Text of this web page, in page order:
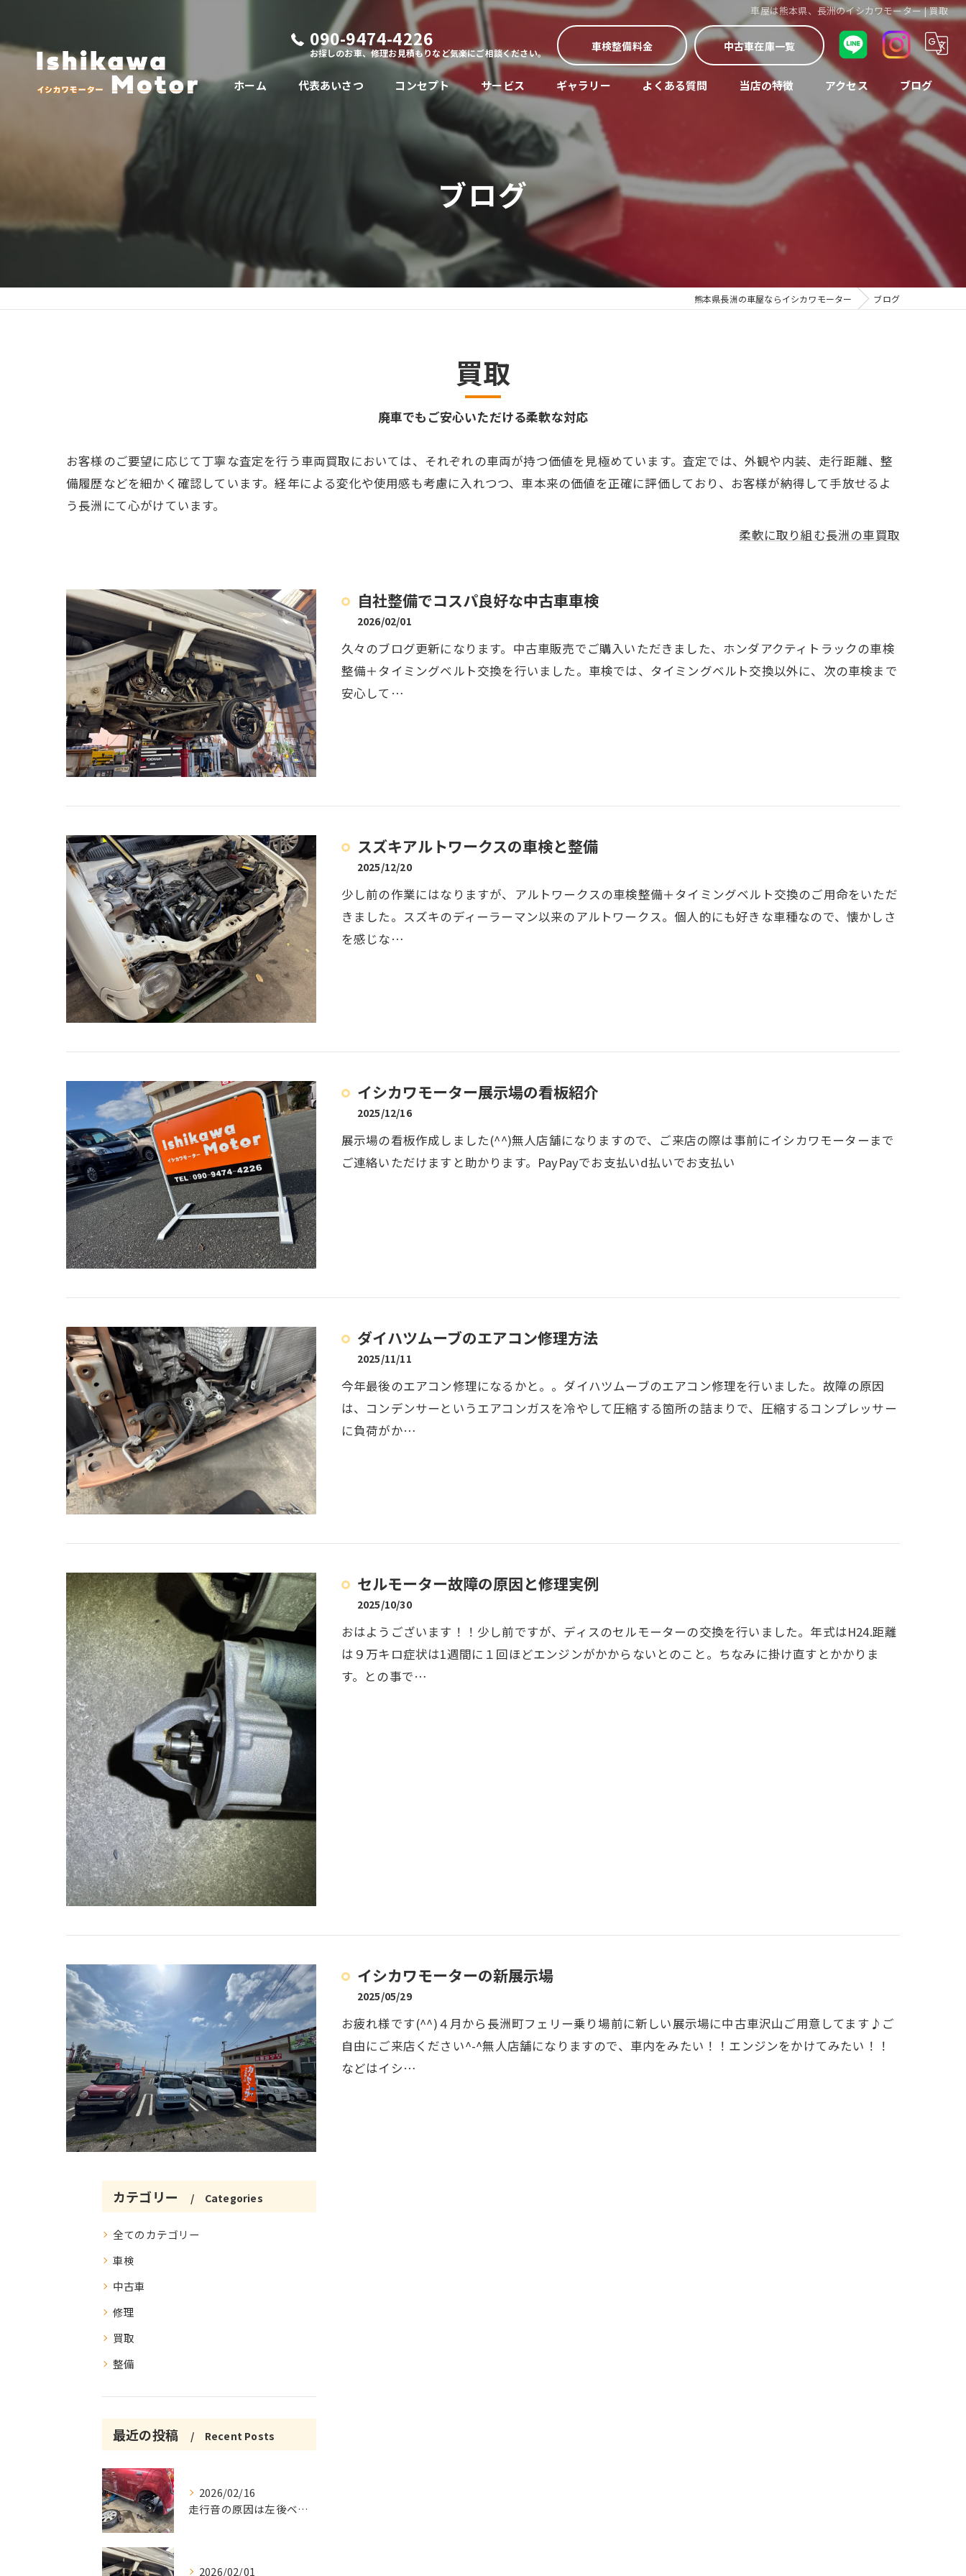
車屋は熊本県、長洲のイシカワモーター | 買取
090-9474-4226
お探しのお車、修理お見積もりなど気楽にご相談ください。 車検整備料金 中古車在庫一覧
ホーム 代表あいさつ コンセプト サービス ギャラリー よくある質問 当店の特徴
中古車
修理
アクセス ブログ
コラム
ブログ
熊本県長洲の車屋ならイシカワモーター ブログ
買取
廃車でもご安心いただける柔軟な対応
お客様のご要望に応じて丁寧な査定を行う車両買取においては、それぞれの車両が持つ価値を見極めています。査定では、外観や内装、走行距離、整
備履歴などを細かく確認しています。経年による変化や使用感も考慮に入れつつ、車本来の価値を正確に評価しており、お客様が納得して手放せるよ
う長洲にて心がけています。
柔軟に取り組む長洲の車買取
自社整備でコスパ良好な中古車車検
2026/02/01
久々のブログ更新になります。中古車販売でご購入いただきました、ホンダアクティトラックの車検
整備＋タイミングベルト交換を行いました。車検では、タイミングベルト交換以外に、次の車検まで
安心して…
スズキアルトワークスの車検と整備
2025/12/20
少し前の作業にはなりますが、アルトワークスの車検整備＋タイミングベルト交換のご用命をいただ
きました。スズキのディーラーマン以来のアルトワークス。個人的にも好きな車種なので、懐かしさ
を感じな…
イシカワモーター展示場の看板紹介
2025/12/16
展示場の看板作成しました(^^)無人店舗になりますので、ご来店の際は事前にイシカワモーターまで
ご連絡いただけますと助かります。PayPayでお支払いd払いでお支払い
ダイハツムーブのエアコン修理方法
2025/11/11
今年最後のエアコン修理になるかと。。ダイハツムーブのエアコン修理を行いました。故障の原因
は、コンデンサーというエアコンガスを冷やして圧縮する箇所の詰まりで、圧縮するコンプレッサー
に負荷がか…
セルモーター故障の原因と修理実例
2025/10/30
おはようございます！！少し前ですが、ディスのセルモーターの交換を行いました。年式はH24.距離
は９万キロ症状は1週間に１回ほどエンジンがかからないとのこと。ちなみに掛け直すとかかりま
す。との事で…
イシカワモーターの新展示場
2025/05/29
お疲れ様です(^^)４月から長洲町フェリー乗り場前に新しい展示場に中古車沢山ご用意してます♪ご
自由にご来店ください^-^無人店舗になりますので、車内をみたい！！エンジンをかけてみたい！！
などはイシ…
カテゴリー Categories
全てのカテゴリー
車検
中古車
修理
買取
整備
最近の投稿 Recent Posts
2026/02/16
走行音の原因は左後ベアリング修理
2026/02/01